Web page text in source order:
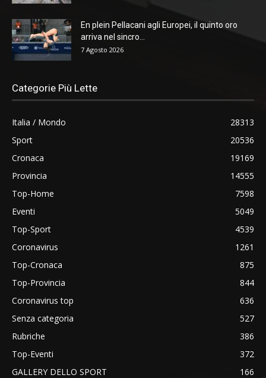
En plein Pellacani agli Europei, il quinto oro
arriva nel sincro...
7 Agosto 2026
Categorie Più Lette
Italia / Mondo
28313
Sport
20536
Cronaca
19169
Provincia
14555
Top-Home
7598
Eventi
5049
Top-Sport
4539
Coronavirus
1261
Top-Cronaca
875
Top-Provincia
844
Coronavirus top
636
Senza categoria
527
Rubriche
386
Top-Eventi
372
GALLERY DELLO SPORT
166